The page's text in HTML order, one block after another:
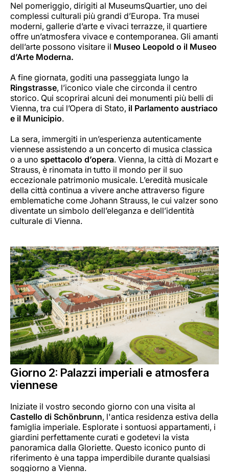
Nel pomeriggio, dirigiti al MuseumsQuartier, uno dei
complessi culturali più grandi d’Europa. Tra musei
moderni, gallerie d’arte e vivaci terrazze, il quartiere
offre un’atmosfera vivace e contemporanea. Gli amanti
dell’arte possono visitare il Museo Leopold o il Museo
d’Arte Moderna.
A fine giornata, goditi una passeggiata lungo la
Ringstrasse, l’iconico viale che circonda il centro
storico. Qui scoprirai alcuni dei monumenti più belli di
Vienna, tra cui l’Opera di Stato, il Parlamento austriaco
e il Municipio.
La sera, immergiti in un’esperienza autenticamente
viennese assistendo a un concerto di musica classica
o a uno spettacolo d’opera. Vienna, la città di Mozart e
Strauss, è rinomata in tutto il mondo per il suo
eccezionale patrimonio musicale. L’eredità musicale
della città continua a vivere anche attraverso figure
emblematiche come Johann Strauss, le cui valzer sono
diventate un simbolo dell’eleganza e dell’identità
culturale di Vienna.
Giorno 2: Palazzi imperiali e atmosfera
viennese
Iniziate il vostro secondo giorno con una visita al
Castello di Schönbrunn, l'antica residenza estiva della
famiglia imperiale. Esplorate i sontuosi appartamenti, i
giardini perfettamente curati e godetevi la vista
panoramica dalla Gloriette. Questo iconico punto di
riferimento è una tappa imperdibile durante qualsiasi
soggiorno a Vienna.